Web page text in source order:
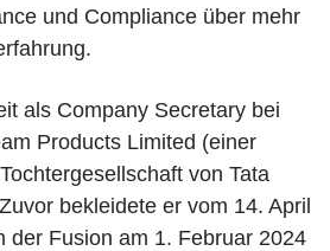
und Compliance über mehr
als Company Secretary bei
Products Limited (einer
von Tata
bekleidete er vom 14. April
der Fusion am 1. Februar 2024